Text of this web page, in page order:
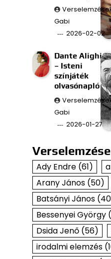
Gabi
2026-02-02
Dante
– Isteni
színjáték
olvasónapló
Gabi
2026-01-27
Ady Endre(61)
Arany János(50)
Batsányi János
Bessenyei György
Dsida Jenő(56)
irodalmi elemzés